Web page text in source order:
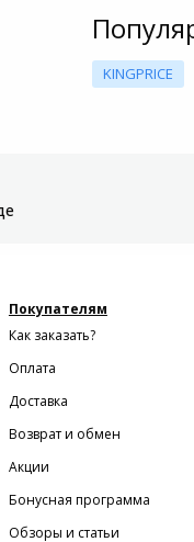
KINGPRICE
Покупателям
Как заказать?
Оплата
Доставка
Возврат и обмен
Акции
Бонусная программа
Обзоры и статьи